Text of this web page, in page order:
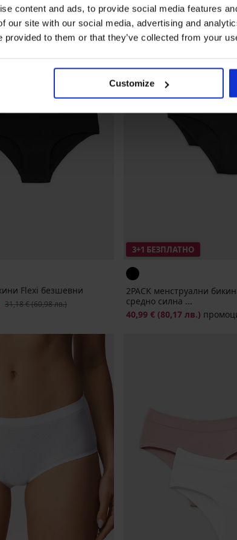
content and ads, to provide social media features
our site with our social media, advertising and
provided to them or that they’ve collected from your
Customize
Flexi безшевни
Първоначална цена
31,18 €(60,98 лв.)
3+1 БЕЗПЛАТНО
2PACK менструални
средно силна ...
40,99 € (80,17 лв.)